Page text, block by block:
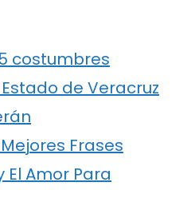
costumbres
de Veracruz
Frases
El Amor Para